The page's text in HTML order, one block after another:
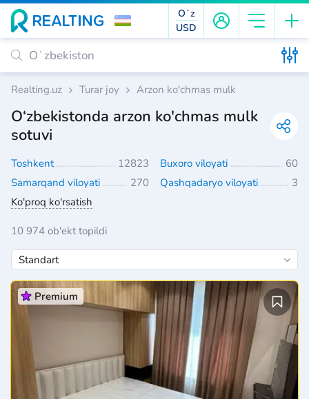
Oʻz
USD
Realting.uz Turar joy Arzon ko'chmas mulk
O‘zbekistonda arzon ko'chmas mulk
sotuvi
Toshkent 12823 Buxoro viloyati
60
Samarqand viloyati
270 Qashqadaryo viloyati
3
Ko'proq ko'rsatish
10 974 ob'ekt topildi
Premium